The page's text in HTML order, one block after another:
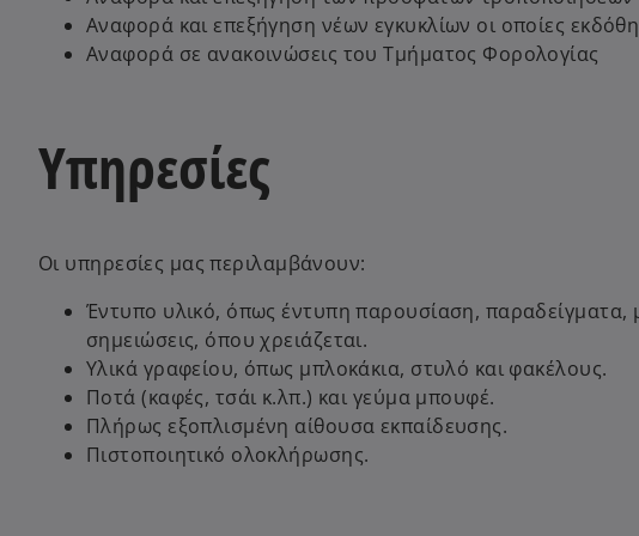
Αναφορά και επεξήγηση νέων εγκυκλίων οι οποίες
Αναφορά σε ανακοινώσεις του Τμήματος Φορολογίας
Υπηρεσίες
Οι υπηρεσίες μας περιλαμβάνουν:
Έντυπο υλικό, όπως έντυπη παρουσίαση, παραδείγματα,
σημειώσεις, όπου χρειάζεται.
Υλικά γραφείου, όπως μπλοκάκια, στυλό και φακέλους.
Ποτά (καφές, τσάι κ.λπ.) και γεύμα μπουφέ.
Πλήρως εξοπλισμένη αίθουσα εκπαίδευσης.
Πιστοποιητικό ολοκλήρωσης.